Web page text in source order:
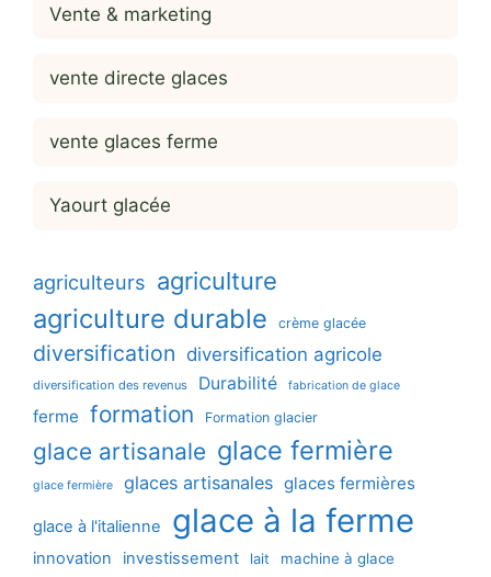
Vente & marketing
vente directe glaces
vente glaces ferme
Yaourt glacée
agriculteurs agriculture
agriculture durable crème glacée
diversification diversification agricole
diversification des revenus Durabilité fabrication de glace
ferme formation Formation glacier
glace artisanale glace fermière
glace fermière glaces artisanales glaces fermières
glace à l'italienne glace à la ferme
innovation investissement lait machine à glace